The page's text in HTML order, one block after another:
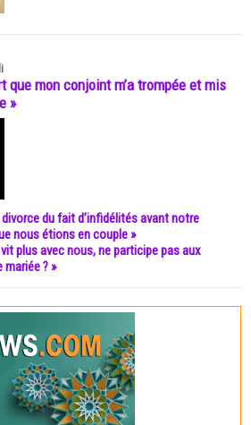
que mon conjoint m’a trompée et mis
»
divorce du fait d’infidélités avant notre
nous étions en couple »
plus avec nous, ne participe pas aux
? »